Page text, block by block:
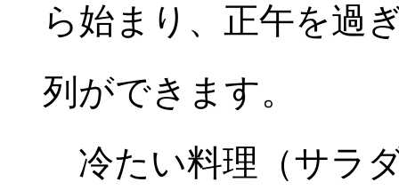
ら始まり、正午を過
列ができます。
冷たい料理（サラ